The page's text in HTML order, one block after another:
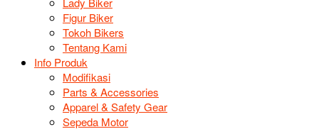
Figur Biker
Tokoh Bikers
Tentang Kami
Info Produk
Modifikasi
Parts & Accessories
Apparel & Safety Gear
Sepeda Motor